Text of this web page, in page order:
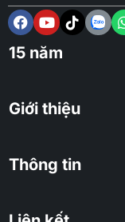
15 năm
Giới thiệu
Thông tin